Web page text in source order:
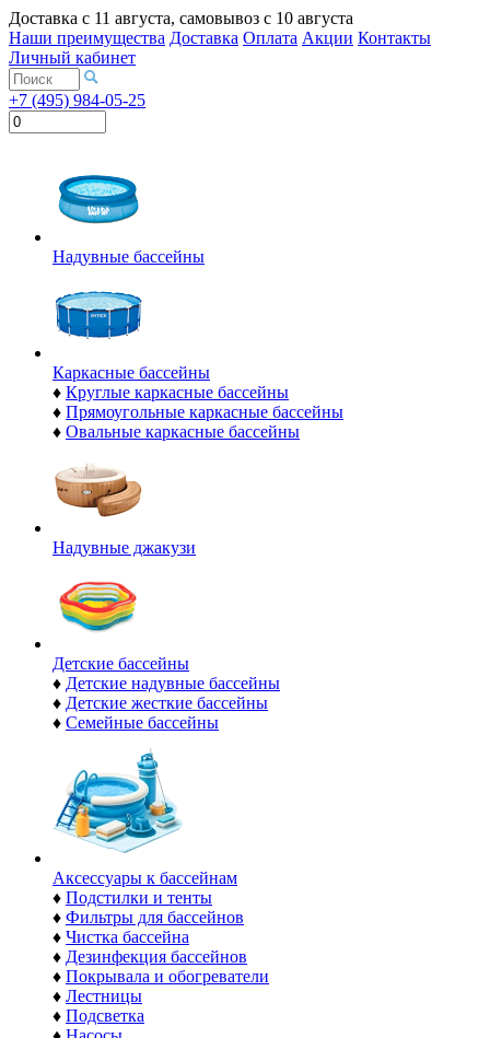
Доставка с 11 августа, самовывоз с 10 августа
Наши преимущества Доставка Оплата Акции Контакты
Личный кабинет
+7 (495) 984-05-25
Надувные бассейны
Каркасные бассейны
♦ Круглые каркасные бассейны
♦ Прямоугольные каркасные бассейны
♦ Овальные каркасные бассейны
Надувные джакузи
Детские бассейны
♦ Детские надувные бассейны
♦ Детские жесткие бассейны
♦ Семейные бассейны
Аксессуары к бассейнам
♦ Подстилки и тенты
♦ Фильтры для бассейнов
♦ Чистка бассейна
♦ Дезинфекция бассейнов
♦ Покрывала и обогреватели
♦ Лестницы
♦ Подсветка